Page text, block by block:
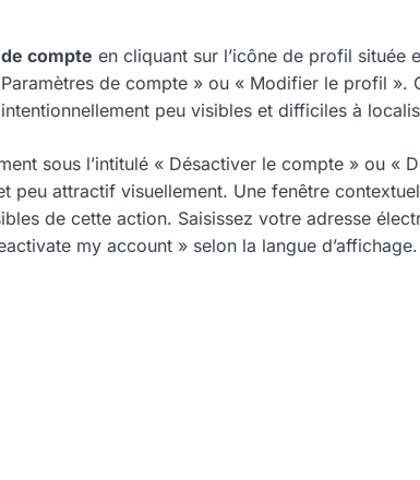
compte en cliquant sur l’icône de profil située
de compte » ou « Modifier le profil ».
peu visibles et difficiles à
sous l’intitulé « Désactiver le compte » ou «
peu attractif visuellement. Une fenêtre
de cette action. Saisissez votre adresse
my account » selon la langue d’affichage.